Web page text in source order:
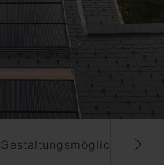
Gestaltungsmöglichkeiten